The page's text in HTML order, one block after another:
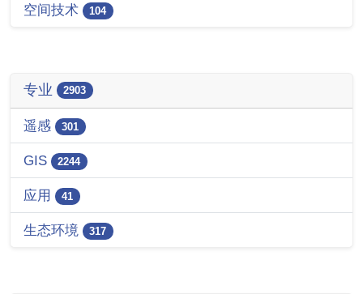
空间技术 104
专业 2903
遥感 301
GIS 2244
应用 41
生态环境 317